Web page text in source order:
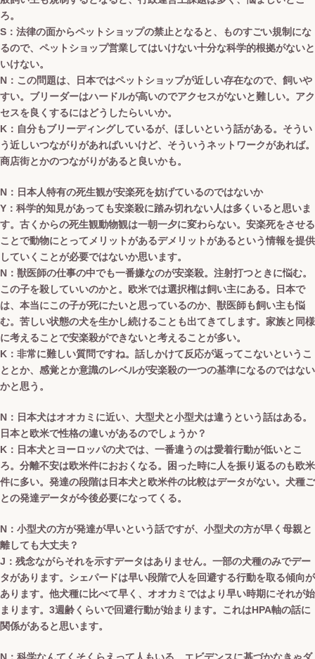
ろ。
S：法律の面からペットショップの禁止となると、ものすごい規制にな
るので、ペットショップ営業してはいけない十分な科学的根拠がないと
いけない。
N：この問題は、日本ではペットショップが近しい存在なので、飼いや
すい。ブリーダーはハードルが高いのでアクセスがないと難しい。アク
セスを良くするにはどうしたらいいか。
K：自分もブリーディングしているが、ほしいという話がある。そうい
う近しいつながりがあればいいけど、そういうネットワークがあれば。
商店街とかのつながりがあると良いかも。
N：日本人特有の死生観が安楽死を妨げているのではないか
Y：科学的知見があっても安楽殺に踏み切れない人は多くいると思いま
す。古くからの死生観動物観は一朝一夕に変わらない。安楽死をさせる
ことで動物にとってメリットがあるデメリットがあるという情報を提供
していくことが必要ではないか思います。
N：獣医師の仕事の中でも一番嫌なのが安楽殺。注射打つときに悩む。
この子を殺していいのかと。欧米では選択権は飼い主にある。日本で
は、本当にこの子が死にたいと思っているのか、獣医師も飼い主も悩
む。苦しい状態の犬を生かし続けることも出てきてします。家族と同様
に考えることで安楽殺ができないと考えることが多い。
K：非常に難しい質問ですね。話しかけて反応が返ってこないというこ
ととか、感覚とか意識のレベルが安楽殺の一つの基準になるのではない
かと思う。
N：日本犬はオオカミに近い、大型犬と小型犬は違うという話はある。
日本と欧米で性格の違いがあるのでしょうか？
K：日本犬とヨーロッパの犬では、一番違うのは愛着行動が低いとこ
ろ。分離不安は欧米件におおくなる。困った時に人を振り返るのも欧米
件に多い。発達の段階は日本犬と欧米件の比較はデータがない。犬種ご
との発達データが今後必要になってくる。
N：小型犬の方が発達が早いという話ですが、小型犬の方が早く母親と
離しても大丈夫？
J：残念ながらそれを示すデータはありません。一部の犬種のみでデー
タがあります。シェパードは早い段階で人を回避する行動を取る傾向が
あります。他犬種に比べて早く、オオカミではより早い時期にそれが始
まります。3週齢くらいで回避行動が始まります。これはHPA軸の話に
関係があると思います。